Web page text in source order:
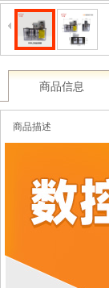
商品信息
商品描述